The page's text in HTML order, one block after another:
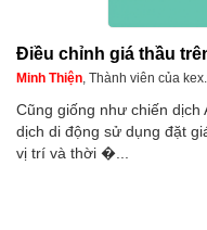
Điều chỉnh giá thầu
Minh Thiện, Thành viên của
Cũng giống như chiến dịch
dịch di động sử dụng đặt
vị trí và thời �...